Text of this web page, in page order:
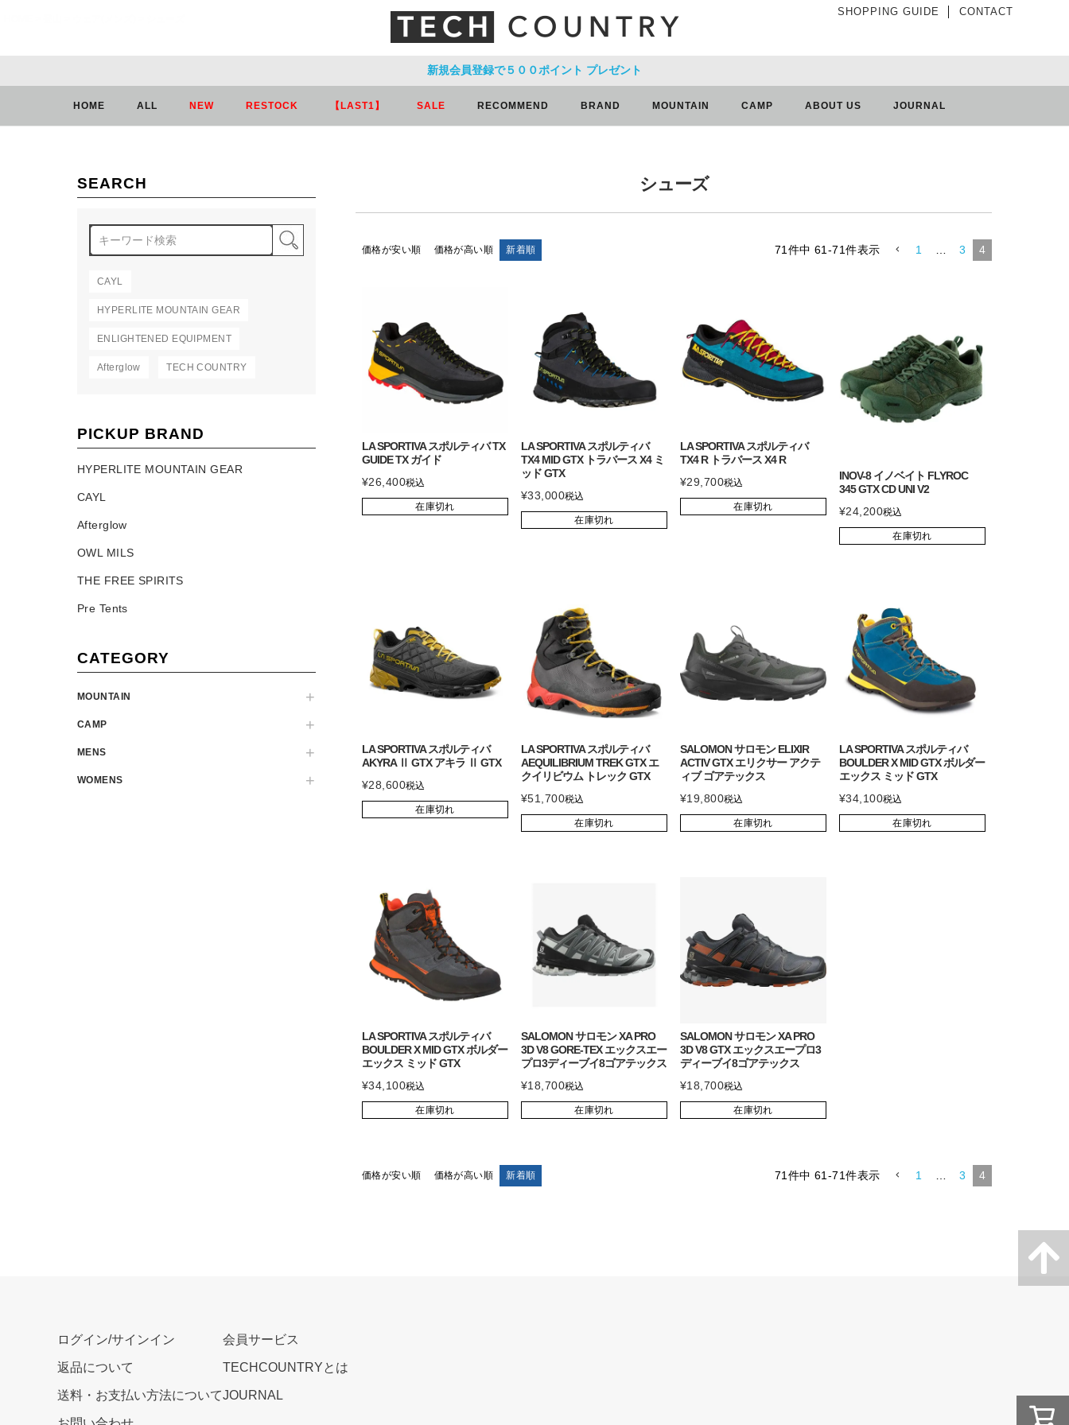
SHOPPING GUIDE CONTACT
新規会員登録で５００ポイント プレゼント
HOME ALL NEW RESTOCK 【LAST1】 SALE RECOMMEND BRAND MOUNTAIN CAMP ABOUT US JOURNAL
SEARCH
CAYL
HYPERLITE MOUNTAIN GEAR
ENLIGHTENED EQUIPMENT
Afterglow TECH COUNTRY
PICKUP BRAND
HYPERLITE MOUNTAIN GEAR
CAYL
Afterglow
OWL MILS
THE FREE SPIRITS
Pre Tents
CATEGORY
MOUNTAIN
CAMP
MENS
WOMENS
シューズ
価格が安い順 価格が高い順 新着順 71 件中 61 -71件表示 1 3 4
LA SPORTIVA スポルティバ TX
GUIDE TX ガイド
¥26,400税込
在庫切れ
LA SPORTIVA スポルティバ
TX4 MID GTX トラバース X4 ミ
ッド GTX
¥33,000税込
在庫切れ
LA SPORTIVA スポルティバ
TX4 R トラバース X4 R
¥29,700税込
在庫切れ
INOV-8 イノベイト FLYROC
345 GTX CD UNI V2
¥24,200税込
在庫切れ
LA SPORTIVA スポルティバ
AKYRA Ⅱ GTX アキラ Ⅱ GTX
¥28,600税込
在庫切れ
LA SPORTIVA スポルティバ
AEQUILIBRIUM TREK GTX エ
クイリビウム トレック GTX
¥51,700税込
在庫切れ
SALOMON サロモン ELIXIR
ACTIV GTX エリクサー アクテ
ィブ ゴアテックス
¥19,800税込
在庫切れ
LA SPORTIVA スポルティバ
BOULDER X MID GTX ボルダー
エックス ミッド GTX
¥34,100税込
在庫切れ
LA SPORTIVA スポルティバ
BOULDER X MID GTX ボルダー
エックス ミッド GTX
¥34,100税込
在庫切れ
SALOMON サロモン XA PRO
3D V8 GORE-TEX エックスエー
プロ3ディーブイ8ゴアテックス
¥18,700税込
在庫切れ
SALOMON サロモン XA PRO
3D V8 GTX エックスエープロ3
ディーブイ8ゴアテックス
¥18,700税込
在庫切れ
価格が安い順 価格が高い順 新着順 71 件中 61 -71件表示 1 3 4
ログイン/サインイン
返品について
送料・お支払い方法について
会員サービス
TECHCOUNTRYとは
JOURNAL